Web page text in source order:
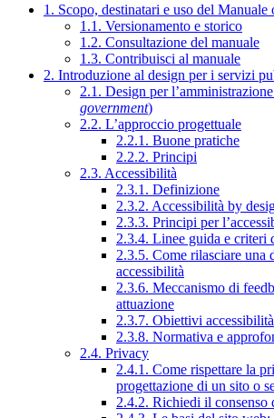
1. Scopo, destinatari e uso del Manuale
1.1. Versionamento e storico
1.2. Consultazione del manuale
1.3. Contribuisci al manuale
2. Introduzione al design per i servizi
2.1. Design per
government)
2.2. L’approccio progettuale
2.2.1. Buone pratiche
2.2.2. Principi
2.3. Accessibilità
2.3.1. Definizione
2.3.2. Accessibilità by
2.3.3. Principi per
2.3.4. Linee guida e criteri
2.3.5. Come rilasciare una
accessibilità
2.3.6. Meccanismo di
attuazione
2.3.7. Obiettivi accessibilità
2.3.8. Normativa e
2.4. Privacy
2.4.1. Come rispettare la
progettazione di un sito o
2.4.2. Richiedi il consenso